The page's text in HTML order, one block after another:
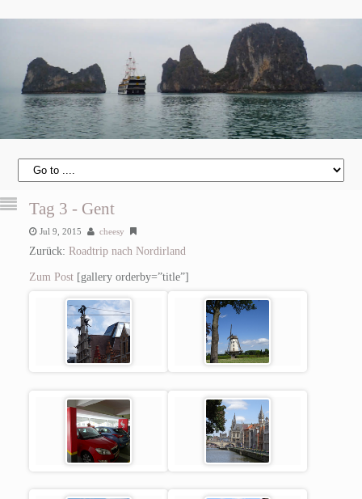
Tag 3 - Gent
Jul 9, 2015 cheesy
Zurück: Roadtrip nach Nordirland
Zum Post[gallery orderby=”title”]